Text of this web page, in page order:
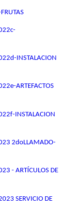
INSTALACION
ARTEFACTOS
INSTALACION
2doLLAMADO-
- ARTÍCULOS DE
SERVICIO DE